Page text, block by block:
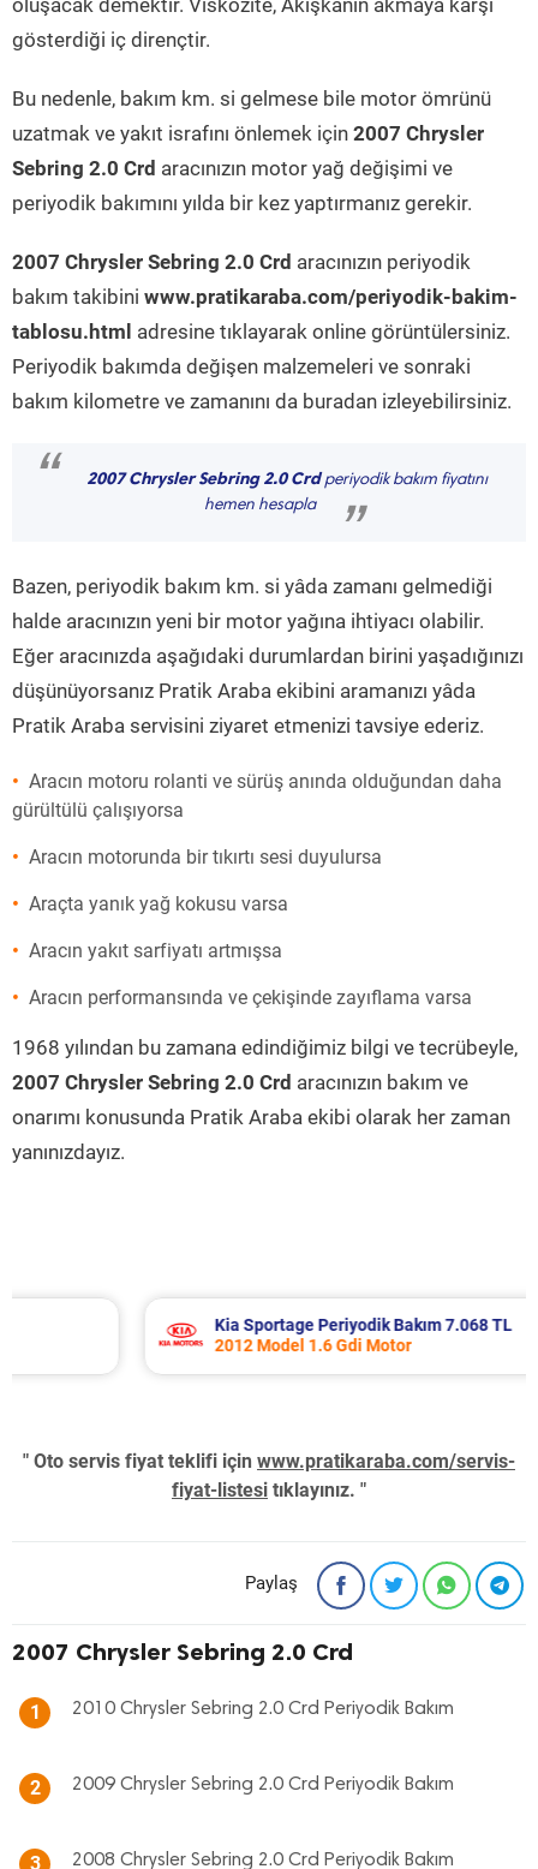
oluşacak demektir. Viskozite, Akışkanın akmaya karşı
gösterdiği iç dirençtir.
Bu nedenle, bakım km. si gelmese bile motor ömrünü
uzatmak ve yakıt israfını önlemek için 2007 Chrysler
Sebring 2.0 Crd aracınızın motor yağ değişimi ve
periyodik bakımını yılda bir kez yaptırmanız gerekir.
2007 Chrysler Sebring 2.0 Crd aracınızın periyodik
bakım takibini www.pratikaraba.com/periyodik-bakim-
tablosu.html adresine tıklayarak online görüntülersiniz.
Periyodik bakımda değişen malzemeleri ve sonraki
bakım kilometre ve zamanını da buradan izleyebilirsiniz.
“ 2007 Chrysler Sebring 2.0 Crdperiyodik bakım fiyatını
hemen hesapla
”
Bazen, periyodik bakım km. si yâda zamanı gelmediği
halde aracınızın yeni bir motor yağına ihtiyacı olabilir.
Eğer aracınızda aşağıdaki durumlardan birini yaşadığınızı
düşünüyorsanız Pratik Araba ekibini aramanızı yâda
Pratik Araba servisini ziyaret etmenizi tavsiye ederiz.
Aracın motoru rolanti ve sürüş anında olduğundan daha
gürültülü çalışıyorsa
Aracın motorunda bir tıkırtı sesi duyulursa
Araçta yanık yağ kokusu varsa
Aracın yakıt sarfiyatı artmışsa
Aracın performansında ve çekişinde zayıflama varsa
1968 yılından bu zamana edindiğimiz bilgi ve tecrübeyle,
2007 Chrysler Sebring 2.0 Crd aracınızın bakım ve
onarımı konusunda Pratik Araba ekibi olarak her zaman
yanınızdayız.
Kia Sportage Periyodik Bakım 7.068 TL
2012 Model 1.6 Gdi Motor
" Oto servis fiyat teklifi için www.pratikaraba.com/servis-
fiyat-listesi tıklayınız. "
Paylaş
2007 Chrysler Sebring 2.0 Crd
1 2010 Chrysler Sebring 2.0 Crd Periyodik Bakım
2 2009 Chrysler Sebring 2.0 Crd Periyodik Bakım
3 2008 Chrysler Sebring 2.0 Crd Periyodik Bakım